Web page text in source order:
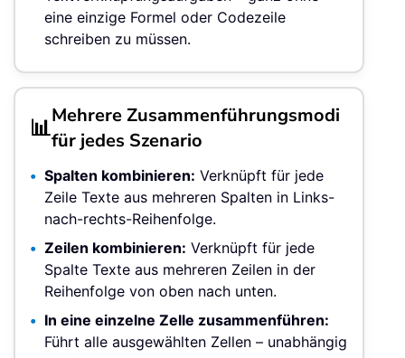
eine einzige Formel oder Codezeile
schreiben zu müssen.
📊Mehrere Zusammenführungsmodi
für jedes Szenario
Spalten kombinieren: Verknüpft für jede
Zeile Texte aus mehreren Spalten in Links-
nach-rechts-Reihenfolge.
Zeilen kombinieren: Verknüpft für jede
Spalte Texte aus mehreren Zeilen in der
Reihenfolge von oben nach unten.
In eine einzelne Zelle zusammenführen:
Führt alle ausgewählten Zellen – unabhängig